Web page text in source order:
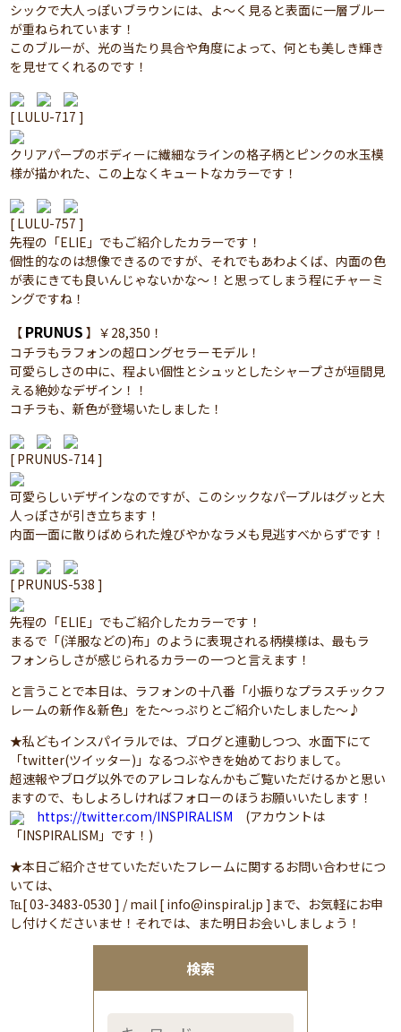
検索
シックで大人っぽいブラウンには、よ～く見ると表面に一層ブルー
が重ねられています！
このブルーが、光の当たり具合や角度によって、何とも美しき輝き
を見せてくれるのです！
[ LULU-717 ]
クリアパープのボディーに繊細なラインの格子柄とピンクの水玉模
様が描かれた、この上なくキュートなカラーです！
[ LULU-757 ]
先程の「ELIE」でもご紹介したカラーです！
個性的なのは想像できるのですが、それでもあわよくば、内面の色
が表にきても良いんじゃないかな～！と思ってしまう程にチャーミ
ングですね！
【 PRUNUS 】￥28,350！
コチラもラフォンの超ロングセラーモデル！
可愛らしさの中に、程よい個性とシュッとしたシャープさが垣間見
える絶妙なデザイン！！
コチラも、新色が登場いたしました！
[ PRUNUS-714 ]
可愛らしいデザインなのですが、このシックなパープルはグッと大
人っぽさが引き立ちます！
内面一面に散りばめられた煌びやかなラメも見逃すべからずです！
[ PRUNUS-538 ]
先程の「ELIE」でもご紹介したカラーです！
まるで「(洋服などの)布」のように表現される柄模様は、最もラ
フォンらしさが感じられるカラーの一つと言えます！
と言うことで本日は、ラフォンの十八番「小振りなプラスチックフ
レームの新作＆新色」をた～っぷりとご紹介いたしました～♪
★私どもインスパイラルでは、ブログと連動しつつ、水面下にて
「twitter(ツイッター)」なるつぶやきを始めておりまして。
超速報やブログ以外でのアレコレなんかもご覧いただけるかと思い
ますので、もしよろしければフォローのほうお願いいたします！
https://twitter.com/INSPIRALISM (アカウントは
「INSPIRALISM」です！)
★本日ご紹介させていただいたフレームに関するお問い合わせにつ
いては、
℡[ 03-3483-0530 ] / mail [ info@inspiral.jp ]まで、お気軽にお申
し付けくださいませ！それでは、また明日お会いしましょう！